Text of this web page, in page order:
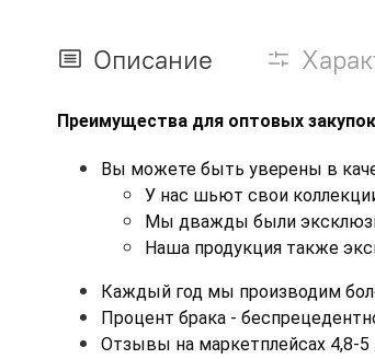
Описание
Преимущества для оптовых
Вы можете быть уверены в
У нас шьют свои
Мы дважды были
Наша продукция также
Каждый год мы производим
Процент брака -
Отзывы на маркетплейсах 4,8-5